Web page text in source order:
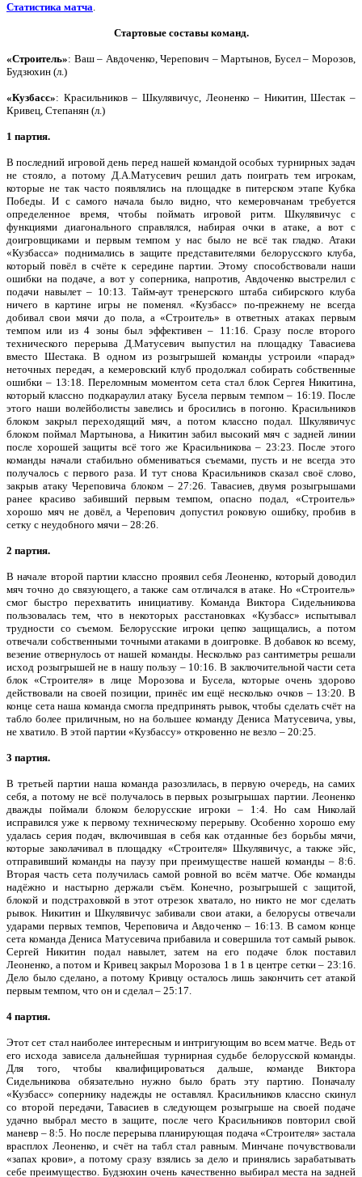
Статистика матча.
Стартовые составы команд.
«Строитель»: Ваш – Авдоченко, Черепович – Мартынов, Бусел – Морозов,
Будзюхин (л.)
«Кузбасс»: Красильников – Шкулявичус, Леоненко – Никитин, Шестак –
Кривец, Степанян (л.)
1 партия.
В последний игровой день перед нашей командой особых турнирных задач
не стояло, а потому Д.А.Матусевич решил дать поиграть тем игрокам,
которые не так часто появлялись на площадке в питерском этапе Кубка
Победы. И с самого начала было видно, что кемеровчанам требуется
определенное время, чтобы поймать игровой ритм. Шкулявичус с
функциями диагонального справлялся, набирая очки в атаке, а вот с
доигровщиками и первым темпом у нас было не всё так гладко. Атаки
«Кузбасса» поднимались в защите представителями белорусского клуба,
который повёл в счёте к середине партии. Этому способствовали наши
ошибки на подаче, а вот у соперника, напротив, Авдоченко выстрелил с
подачи навылет – 10:13. Тайм-аут тренерского штаба сибирского клуба
ничего в картине игры не поменял. «Кузбасс» по-прежнему не всегда
добивал свои мячи до пола, а «Строитель» в ответных атаках первым
темпом или из 4 зоны был эффективен – 11:16. Сразу после второго
технического перерыва Д.Матусевич выпустил на площадку Тавасиева
вместо Шестака. В одном из розыгрышей команды устроили «парад»
неточных передач, а кемеровский клуб продолжал собирать собственные
ошибки – 13:18. Переломным моментом сета стал блок Сергея Никитина,
который классно подкараулил атаку Бусела первым темпом – 16:19. После
этого наши волейболисты завелись и бросились в погоню. Красильников
блоком закрыл переходящий мяч, а потом классно подал. Шкулявичус
блоком поймал Мартынова, а Никитин забил высокий мяч с задней линии
после хорошей защиты всё того же Красильникова – 23:23. После этого
команды начали стабильно обмениваться съемами, пусть и не всегда это
получалось с первого раза. И тут снова Красильников сказал своё слово,
закрыв атаку Череповича блоком – 27:26. Тавасиев, двумя розыгрышами
ранее красиво забивший первым темпом, опасно подал, «Строитель»
хорошо мяч не довёл, а Черепович допустил роковую ошибку, пробив в
сетку с неудобного мячи – 28:26.
2 партия.
В начале второй партии классно проявил себя Леоненко, который доводил
мяч точно до связующего, а также сам отличался в атаке. Но «Строитель»
смог быстро перехватить инициативу. Команда Виктора Сидельникова
пользовалась тем, что в некоторых расстановках «Кузбасс» испытывал
трудности со съемом. Белорусские игроки цепко защищались, а потом
отвечали собственными точными атаками в доигровке. В добавок ко всему,
везение отвернулось от нашей команды. Несколько раз сантиметры решали
исход розыгрышей не в нашу пользу – 10:16. В заключительной части сета
блок «Строителя» в лице Морозова и Бусела, которые очень здорово
действовали на своей позиции, принёс им ещё несколько очков – 13:20. В
конце сета наша команда смогла предпринять рывок, чтобы сделать счёт на
табло более приличным, но на большее команду Дениса Матусевича, увы,
не хватило. В этой партии «Кузбассу» откровенно не везло – 20:25.
3 партия.
В третьей партии наша команда разозлилась, в первую очередь, на самих
себя, а потому не всё получалось в первых розыгрышах партии. Леоненко
дважды поймали блоком белорусские игроки – 1:4. Но сам Николай
исправился уже к первому техническому перерыву. Особенно хорошо ему
удалась серия подач, включившая в себя как отданные без борьбы мячи,
которые заколачивал в площадку «Строителя» Шкулявичус, а также эйс,
отправивший команды на паузу при преимуществе нашей команды – 8:6.
Вторая часть сета получилась самой ровной во всём матче. Обе команды
надёжно и настырно держали съём. Конечно, розыгрышей с защитой,
блокой и подстраховкой в этот отрезок хватало, но никто не мог сделать
рывок. Никитин и Шкулявичус забивали свои атаки, а белорусы отвечали
ударами первых темпов, Череповича и Авдоченко – 16:13. В самом конце
сета команда Дениса Матусевича прибавила и совершила тот самый рывок.
Сергей Никитин подал навылет, затем на его подаче блок поставил
Леоненко, а потом и Кривец закрыл Морозова 1 в 1 в центре сетки – 23:16.
Дело было сделано, а потому Кривцу осталось лишь закончить сет атакой
первым темпом, что он и сделал – 25:17.
4 партия.
Этот сет стал наиболее интересным и интригующим во всем матче. Ведь от
его исхода зависела дальнейшая турнирная судьбе белорусской команды.
Для того, чтобы квалифицироваться дальше, команде Виктора
Сидельникова обязательно нужно было брать эту партию. Поначалу
«Кузбасс» сопернику надежды не оставлял. Красильников классно скинул
со второй передачи, Тавасиев в следующем розыгрыше на своей подаче
удачно выбрал место в защите, после чего Красильников повторил свой
маневр – 8:5. Но после перерыва планирующая подача «Строителя» застала
врасплох Леоненко, и счёт на табл стал равным. Минчане почувствовали
«запах крови», а потому сразу взялись за дело и принялись зарабатывать
себе преимущество. Будзюхин очень качественно выбирал места на задней